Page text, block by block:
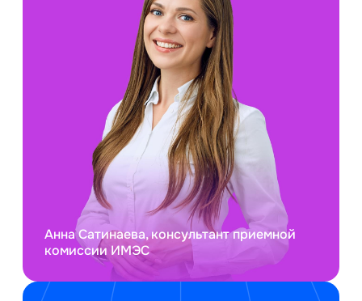
Анна Сатинаева, консультант приемной
комиссии ИМЭС